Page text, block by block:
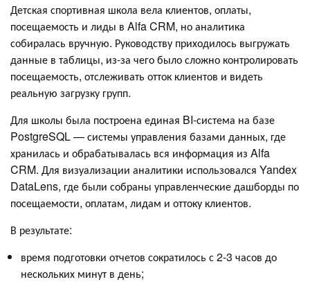
Детская спортивная школа вела клиентов, оплаты,
посещаемость и лиды в Alfa CRM, но аналитика
собиралась вручную. Руководству приходилось выгружать
данные в таблицы, из-за чего было сложно контролировать
посещаемость, отслеживать отток клиентов и видеть
реальную загрузку групп.
Для школы была построена единая BI-система на базе
PostgreSQL — системы управления базами данных, где
хранилась и обрабатывалась вся информация из Alfa
CRM. Для визуализации аналитики использовался Yandex
DataLens, где были собраны управленческие дашборды по
посещаемости, оплатам, лидам и оттоку клиентов.
В результате:
время подготовки отчетов сократилось с 2-3 часов до
нескольких минут в день;